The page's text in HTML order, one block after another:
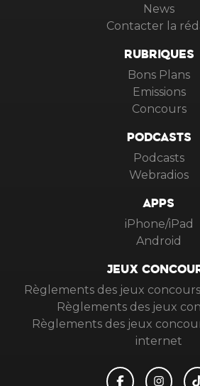
News
Contacter la
RUBRIQUES
Bons Plans
Emissions
Concours
PODCASTS
Podcasts
Webradios
APPS
iPhone/iPad
Android
JEUX
Règlements des jeux
Règlements des jeux
Règlements des jeux
internet